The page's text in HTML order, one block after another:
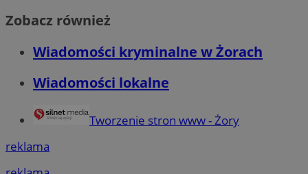
Zobacz również
Wiadomości kryminalne w Żorach
Wiadomości lokalne
Tworzenie stron www - Żory
reklama